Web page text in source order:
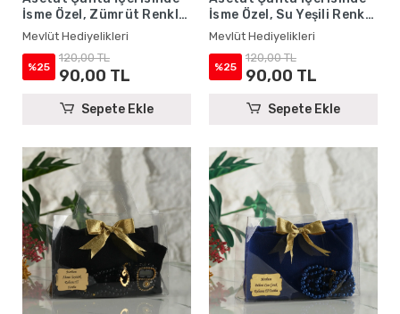
İsme Özel, Zümrüt Renkli
Eşarp, Tesbih Seti
Mevlüt Hediyelikleri
%25
120,00 TL
90,00 TL
Sepete Ekle
İsme Özel, Su Yeşili Renkli
Eşarp, Tesbih Seti
Mevlüt Hediyelikleri
%25
120,00 TL
90,00 TL
Sepete Ekle